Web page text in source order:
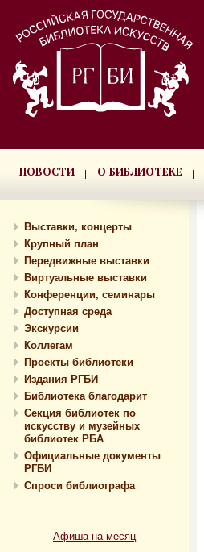
НОВОСТИ О БИБЛИОТЕКЕ
Выставки, концерты
Крупный план
Передвижные выставки
Виртуальные выставки
Конференции, семинары
Доступная среда
Экскурсии
Коллегам
Проекты библиотеки
Издания РГБИ
Библиотека благодарит
Секция библиотек по
искусству и музейных
библиотек РБА
Официальные документы
РГБИ
Спроси библиографа
Афиша на месяц